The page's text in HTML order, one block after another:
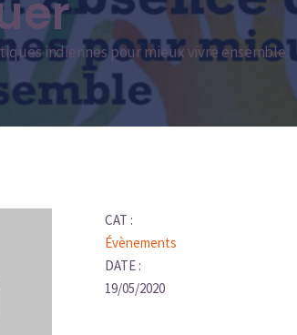
indiennes pour mieux vivre ensemble.
CAT :
Évènements
DATE :
19/05/2020